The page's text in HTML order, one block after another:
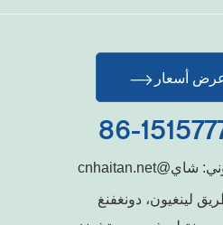
أسعار
شاي@cnhaitan.net